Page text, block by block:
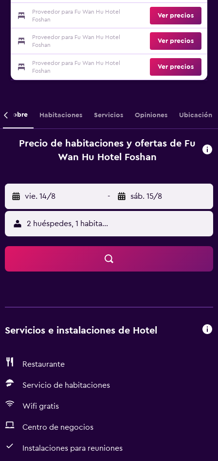
Proveedor para Fu Wan Hu Hotel
Foshan
Ver precios
Proveedor para Fu Wan Hu Hotel
Foshan
Ver precios
Proveedor para Fu Wan Hu Hotel
Foshan
Ver precios
Sobre Habitaciones Servicios Opiniones Ubicación
Precio de habitaciones y ofertas de Fu
Wan Hu Hotel Foshan
vie. 14/8 - sáb. 15/8
2 huéspedes, 1 habitación
Servicios e instalaciones de Hotel
Restaurante
Servicio de habitaciones
Wifi gratis
Centro de negocios
Instalaciones para reuniones